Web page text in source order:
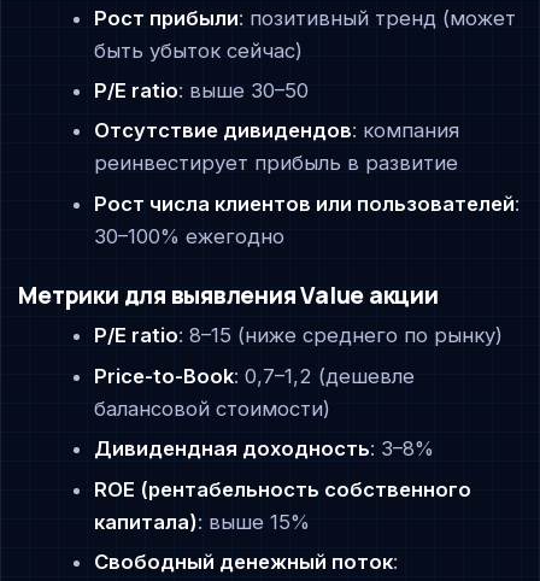
Рост прибыли: позитивный тренд (может
быть убыток сейчас)
P/E ratio: выше 30–50
Отсутствие дивидендов: компания
реинвестирует прибыль в развитие
Рост числа клиентов или пользователей:
30–100% ежегодно
Метрики для выявления Value акции
P/E ratio: 8–15 (ниже среднего по рынку)
Price-to-Book: 0,7–1,2 (дешевле
балансовой стоимости)
Дивидендная доходность: 3–8%
ROE (рентабельность собственного
капитала): выше 15%
Свободный денежный поток: